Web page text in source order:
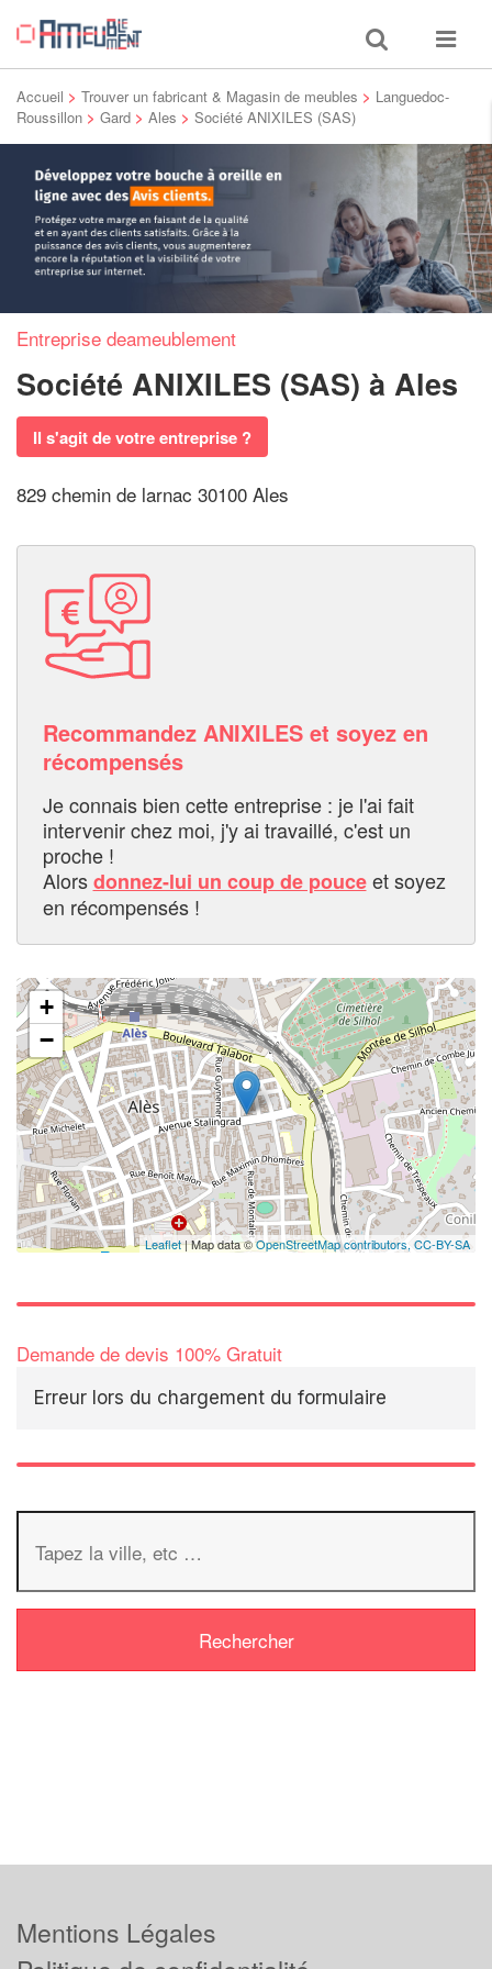
Toggle
search
Toggle
Accueil > Trouver un fabricant & Magasin de meubles > Languedoc-
Roussillon > Gard > Ales > Société ANIXILES (SAS)
Entreprise deameublement
Société ANIXILES (SAS) à Ales
Il s'agit de votre entreprise ?
829 chemin de larnac 30100 Ales
Recommandez ANIXILES et soyez en
récompensés
Je connais bien cette entreprise : je l'ai fait
intervenir chez moi, j'y ai travaillé, c'est un
proche !
Alorsdonnez-lui un coup de pouceet soyez
en récompensés !
+
−
Leaflet| Map data ©OpenStreetMap contributors, CC-BY-SA
Demande de devis 100% Gratuit
Erreur lors du chargement du formulaire
Mentions Légales